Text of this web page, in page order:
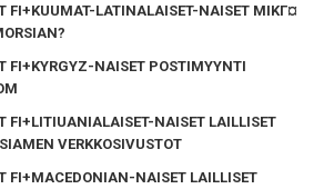
FI+KUUMAT-LATINALAISET-NAISET MIKГ¤
FI+KYRGYZ-NAISET POSTIMYYNTI
FI+LITIUANIALAISET-NAISET LAILLISET
VERKKOSIVUSTOT
FI+MACEDONIAN-NAISET LAILLISET